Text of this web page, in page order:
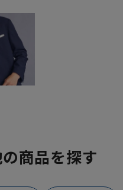
商品を探す